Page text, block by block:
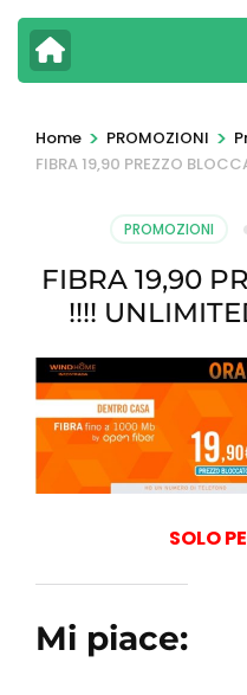
Home > PROMOZIONI >
FIBRA 19,90 PREZZO
PROMOZIONI
FIBRA 19,90
!!!!
SOLO
Mi piace: